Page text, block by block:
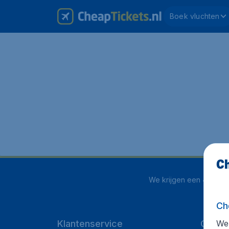
Boek vluchten
We krijgen een 4 uit 5
Klantenservice